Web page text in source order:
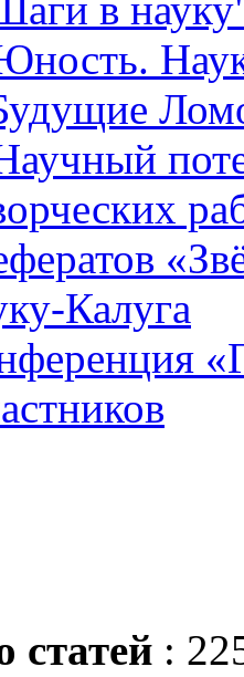
Калуга
статей :